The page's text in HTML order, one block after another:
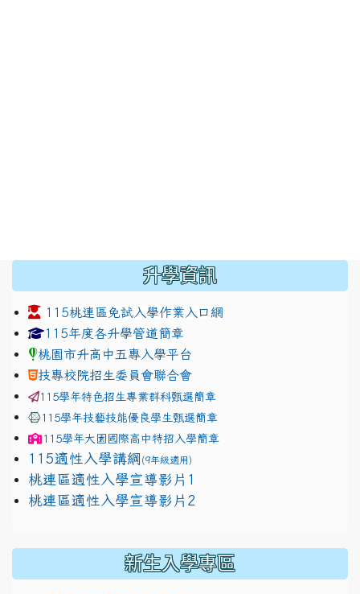
升學資訊
115桃連區免試入學作業入口網
link to https://www.jhjhs.tyc.edu.tw/modules/
115年度各升學管道簡章
桃園市升高中五專入學平台
技專校院招生委員會聯合會
115學年特色招生專業群科甄選簡章
115學年技藝技能優良學生甄選簡章
115學年大園國際高中特招入學簡章
115適性入學講綱 (9年級適用)
link to https://docs.google.com/presentation/d/
桃連區適性入學宣導影片1
link to https://docs.google.com/presentation/d/
桃連區適性入學宣導影片2
新生入學專區